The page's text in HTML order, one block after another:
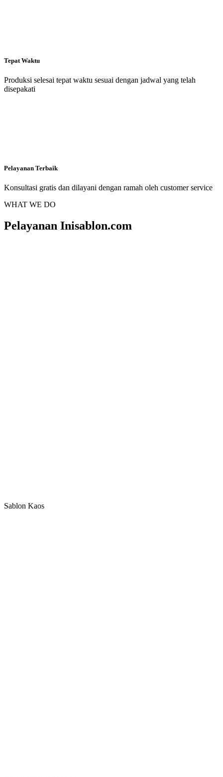
Tepat Waktu
Produksi selesai tepat waktu sesuai dengan jadwal yang telah
disepakati
Pelayanan Terbaik
Konsultasi gratis dan dilayani dengan ramah oleh customer service
WHAT WE DO
Pelayanan Inisablon.com
Sablon Kaos